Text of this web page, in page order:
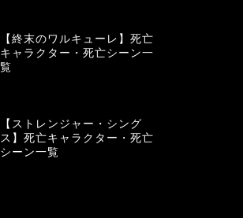
【終末のワルキューレ】死亡
キャラクター・死亡シーン一
覧
【ストレンジャー・シング
ス】死亡キャラクター・死亡
シーン一覧